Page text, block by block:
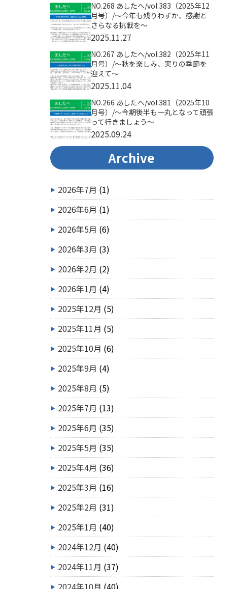
NO.268 あしたへ/vol.383（2025年12
月号）/～今年も残りわずか、感謝と
さらなる挑戦を～
2025.11.27
NO.267 あしたへ/vol.382（2025年11
月号）/～秋を楽しみ、実りの季節を
迎えて～
2025.11.04
NO.266 あしたへ/vol.381（2025年10
月号）/～今期後半も一丸となって頑張
って行きましょう～
2025.09.24
Archive
2026年7月 (1)
2026年6月 (1)
2026年5月 (6)
2026年3月 (3)
2026年2月 (2)
2026年1月 (4)
2025年12月 (5)
2025年11月 (5)
2025年10月 (6)
2025年9月 (4)
2025年8月 (5)
2025年7月 (13)
2025年6月 (35)
2025年5月 (35)
2025年4月 (36)
2025年3月 (16)
2025年2月 (31)
2025年1月 (40)
2024年12月 (40)
2024年11月 (37)
2024年10月 (40)